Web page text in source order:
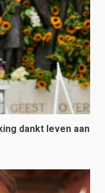
dankt leven aan